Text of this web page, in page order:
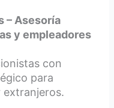
– Asesoría
y empleadores
con
para
extranjeros.